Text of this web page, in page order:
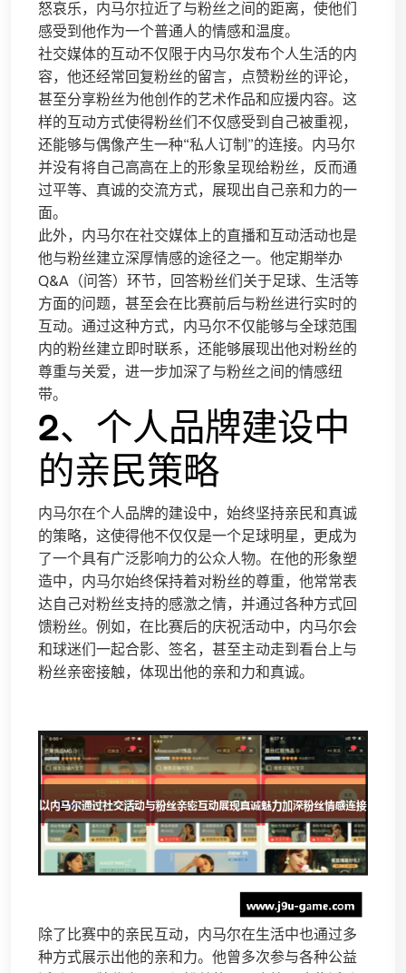
怒哀乐，内马尔拉近了与粉丝之间的距离，使他们
感受到他作为一个普通人的情感和温度。
社交媒体的互动不仅限于内马尔发布个人生活的内
容，他还经常回复粉丝的留言，点赞粉丝的评论，
甚至分享粉丝为他创作的艺术作品和应援内容。这
样的互动方式使得粉丝们不仅感受到自己被重视，
还能够与偶像产生一种“私人订制”的连接。内马尔
并没有将自己高高在上的形象呈现给粉丝，反而通
过平等、真诚的交流方式，展现出自己亲和力的一
面。
此外，内马尔在社交媒体上的直播和互动活动也是
他与粉丝建立深厚情感的途径之一。他定期举办
Q&A（问答）环节，回答粉丝们关于足球、生活等
方面的问题，甚至会在比赛前后与粉丝进行实时的
互动。通过这种方式，内马尔不仅能够与全球范围
内的粉丝建立即时联系，还能够展现出他对粉丝的
尊重与关爱，进一步加深了与粉丝之间的情感纽
带。
2、个人品牌建设中
的亲民策略
内马尔在个人品牌的建设中，始终坚持亲民和真诚
的策略，这使得他不仅仅是一个足球明星，更成为
了一个具有广泛影响力的公众人物。在他的形象塑
造中，内马尔始终保持着对粉丝的尊重，他常常表
达自己对粉丝支持的感激之情，并通过各种方式回
馈粉丝。例如，在比赛后的庆祝活动中，内马尔会
和球迷们一起合影、签名，甚至主动走到看台上与
粉丝亲密接触，体现出他的亲和力和真诚。
除了比赛中的亲民互动，内马尔在生活中也通过多
种方式展示出他的亲和力。他曾多次参与各种公益